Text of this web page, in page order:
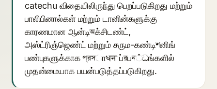
catechu விதையிலிருந்து பெறப்படுகிறது மற்றும்
பாலிபினால்கள் மற்றும் டானின்களுக்கு
காரணமான ஆன்டிঅக்சிடண்ட்,
அஸ்ட்ரிஞ்ஜெண்ட் மற்றும் சரும-கண்டிশனிங்
பண்புகளுக்காக প্রসாधन ப்রபন்ධங்களில்
முதன்மையாக பயன்படுத்தப்படுகிறது.